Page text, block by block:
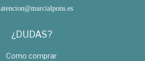
atencion@marcialpons.es
¿DUDAS?
Como comprar